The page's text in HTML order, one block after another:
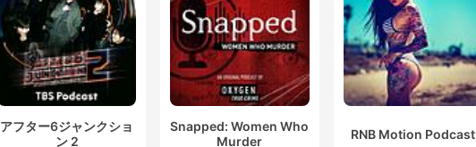
アフター6ジャンクショ
ン 2
Snapped: Women Who
Murder
RNB Motion Podcast